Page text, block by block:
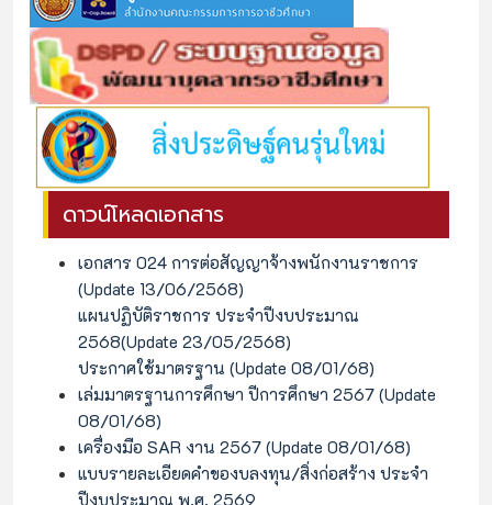
ดาวน์โหลดเอกสาร
เอกสาร 024 การต่อสัญญาจ้างพนักงานราชการ
(Update 13/06/2568)
แผนปฏิบัติราชการ ประจำปีงบประมาณ
2568(Update 23/05/2568)
ประกาศใช้มาตรฐาน (Update 08/01/68)
เล่มมาตรฐานการศึกษา ปีการศึกษา 2567 (Update
08/01/68)
เครื่องมือ SAR งาน 2567 (Update 08/01/68)
แบบรายละเอียดคำของบลงทุน/สิ่งก่อสร้าง ประจำ
ปีงบประมาณ พ.ศ. 2569